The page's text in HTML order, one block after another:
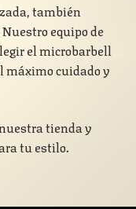
también
equipo de
el microbarbell
máximo cuidado y
tienda y
tu estilo.